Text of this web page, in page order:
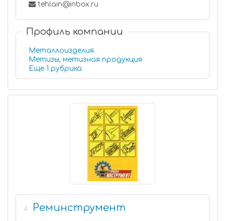
tehlain@inbox.ru
Профиль компании
Металлоизделия
Метизы, метизная продукция
Еще 1 рубрика
4 Реминструмент